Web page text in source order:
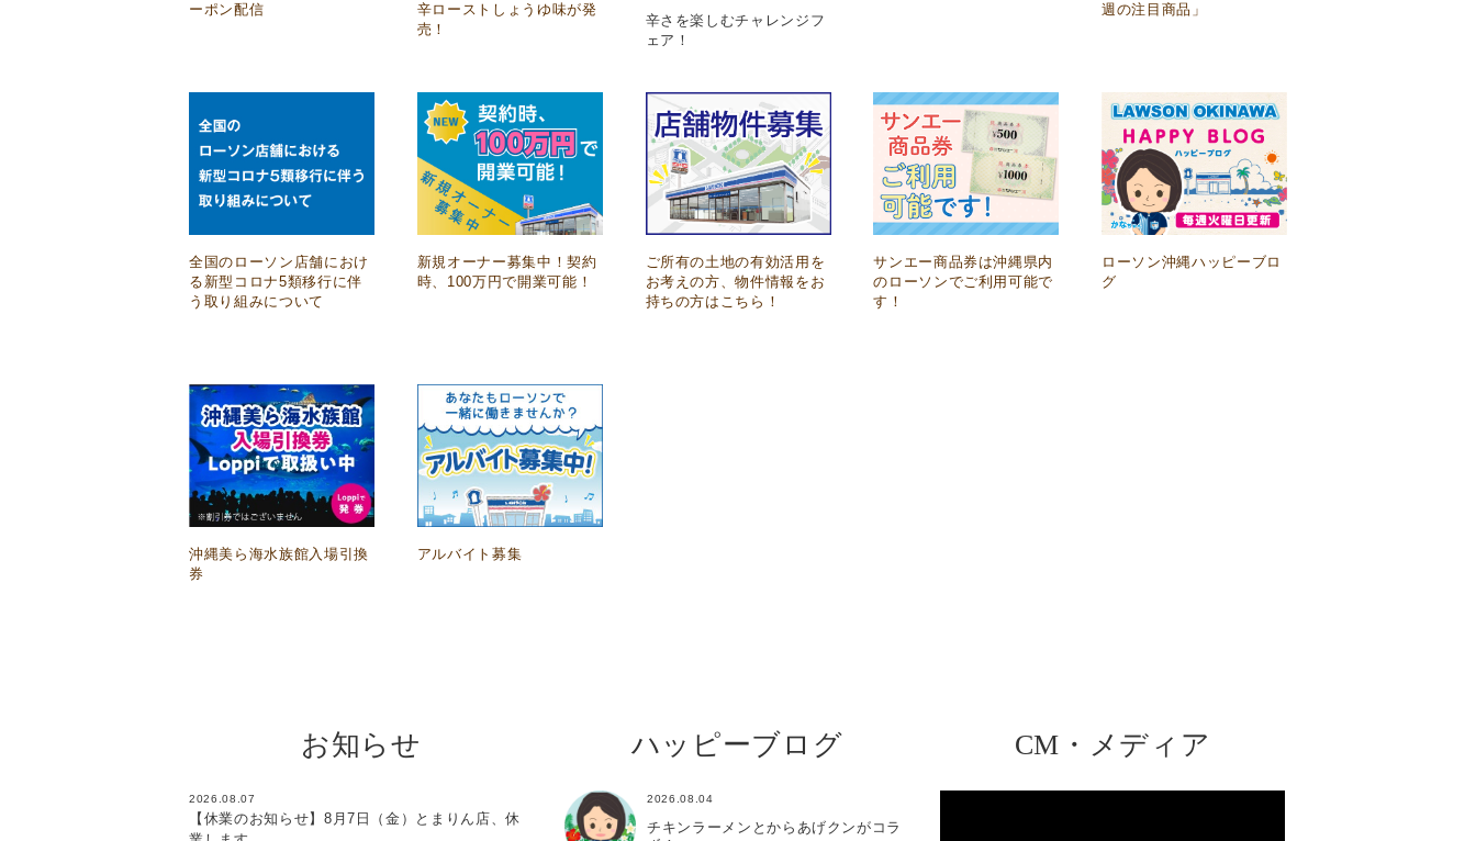
ーポン配信
辛ローストしょうゆ味が発
売！
辛さを楽しむチャレンジフ
ェア！
週の注目商品」
全国のローソン店舗におけ
る新型コロナ5類移行に伴
う取り組みについて
新規オーナー募集中！契約
時、100万円で開業可能！
ご所有の土地の有効活用を
お考えの方、物件情報をお
持ちの方はこちら！
サンエー商品券は沖縄県内
のローソンでご利用可能で
す！
ローソン沖縄ハッピーブロ
グ
沖縄美ら海水族館入場引換
券
アルバイト募集
お知らせ
2026.08.07
【休業のお知らせ】8月7日（金）とまりん店、休
ハッピーブログ
2026.08.04
チキンラーメンとからあげクンがコラ
CM・メディア